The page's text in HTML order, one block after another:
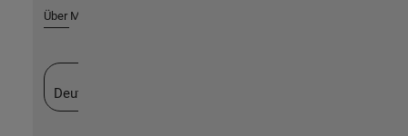
Über MathWorks
Deutschland